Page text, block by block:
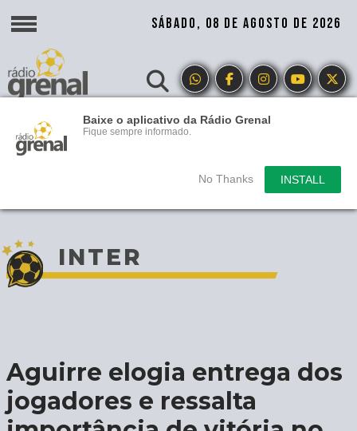
Baixe o aplicativo da Rádio Grenal
Fique sempre informado.
No Thanks INSTALL
SÁBADO, 08 DE AGOSTO DE 2026
INTER
Aguirre elogia entrega dos
jogadores e ressalta